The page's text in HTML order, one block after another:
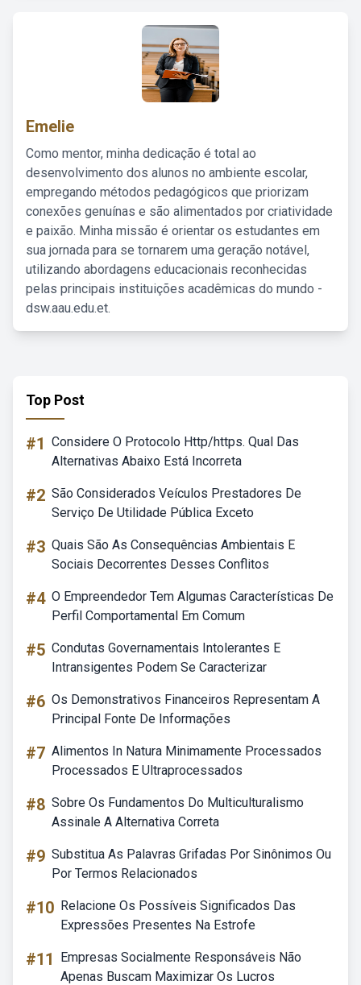
Emelie
Como mentor, minha dedicação é total ao
desenvolvimento dos alunos no ambiente escolar,
empregando métodos pedagógicos que priorizam
conexões genuínas e são alimentados por criatividade
e paixão. Minha missão é orientar os estudantes em
sua jornada para se tornarem uma geração notável,
utilizando abordagens educacionais reconhecidas
pelas principais instituições acadêmicas do mundo -
dsw.aau.edu.et.
Top Post
#1 Considere O Protocolo Http/https. Qual Das
Alternativas Abaixo Está Incorreta
#2 São Considerados Veículos Prestadores De
Serviço De Utilidade Pública Exceto
#3 Quais São As Consequências Ambientais E
Sociais Decorrentes Desses Conflitos
#4 O Empreendedor Tem Algumas Características De
Perfil Comportamental Em Comum
#5 Condutas Governamentais Intolerantes E
Intransigentes Podem Se Caracterizar
#6 Os Demonstrativos Financeiros Representam A
Principal Fonte De Informações
#7 Alimentos In Natura Minimamente Processados
Processados E Ultraprocessados
#8 Sobre Os Fundamentos Do Multiculturalismo
Assinale A Alternativa Correta
#9 Substitua As Palavras Grifadas Por Sinônimos Ou
Por Termos Relacionados
#10 Relacione Os Possíveis Significados Das
Expressões Presentes Na Estrofe
#11
Empresas Socialmente Responsáveis Não
Apenas Buscam Maximizar Os Lucros